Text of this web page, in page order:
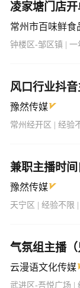
凌家塘门店
常州市百味鲜食
钟楼区-邹区镇 | 一
风口行业抖
豫然传媒
常州经开区 | 经验
兼职主播时
豫然传媒
天宁区 | 经验不限
气氛组主播（
云漫语文化传媒
武进区-吾悦广场 |